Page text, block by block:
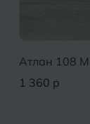
Атлан 108
1 360 р